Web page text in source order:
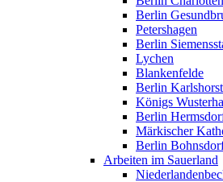
Berlin
Petershagen
Berlin
Lychen
Blankenfelde
Berlin Karlshorst
Königs
Berlin
Märkischer
Berlin
Arbeiten im Sauerland